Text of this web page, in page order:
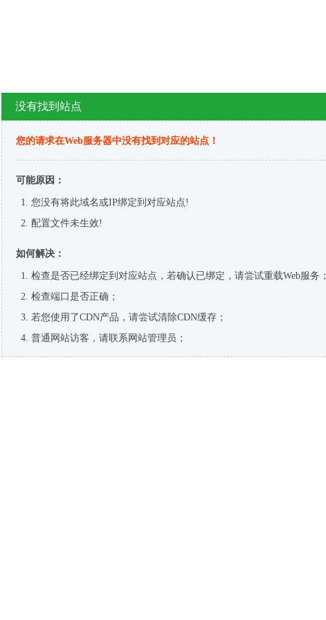
没有找到站点
您的请求在Web服务器中没有找到对应的站点！
可能原因：
您没有将此域名或IP绑定到对应站点!
配置文件未生效!
如何解决：
检查是否已经绑定到对应站点，若确认已绑定，请尝试重载Web服务；
检查端口是否正确；
若您使用了CDN产品，请尝试清除CDN缓存；
普通网站访客，请联系网站管理员；